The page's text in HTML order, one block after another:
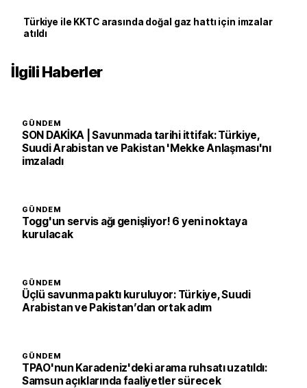
Türkiye ile KKTC arasında doğal gaz hattı için imzalar
atıldı
İlgili Haberler
GÜNDEM
SON DAKİKA | Savunmada tarihi ittifak: Türkiye,
Suudi Arabistan ve Pakistan 'Mekke Anlaşması'nı
imzaladı
GÜNDEM
Togg'un servis ağı genişliyor! 6 yeni noktaya
kurulacak
GÜNDEM
Üçlü savunma paktı kuruluyor: Türkiye, Suudi
Arabistan ve Pakistan’dan ortak adım
GÜNDEM
TPAO'nun Karadeniz'deki arama ruhsatı uzatıldı:
Samsun açıklarında faaliyetler sürecek